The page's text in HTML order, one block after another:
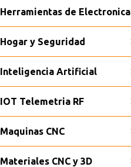
Herramientas de Electronica
Hogar y Seguridad
Inteligencia Artificial
IOT Telemetria RF
Maquinas CNC
Materiales CNC y 3D